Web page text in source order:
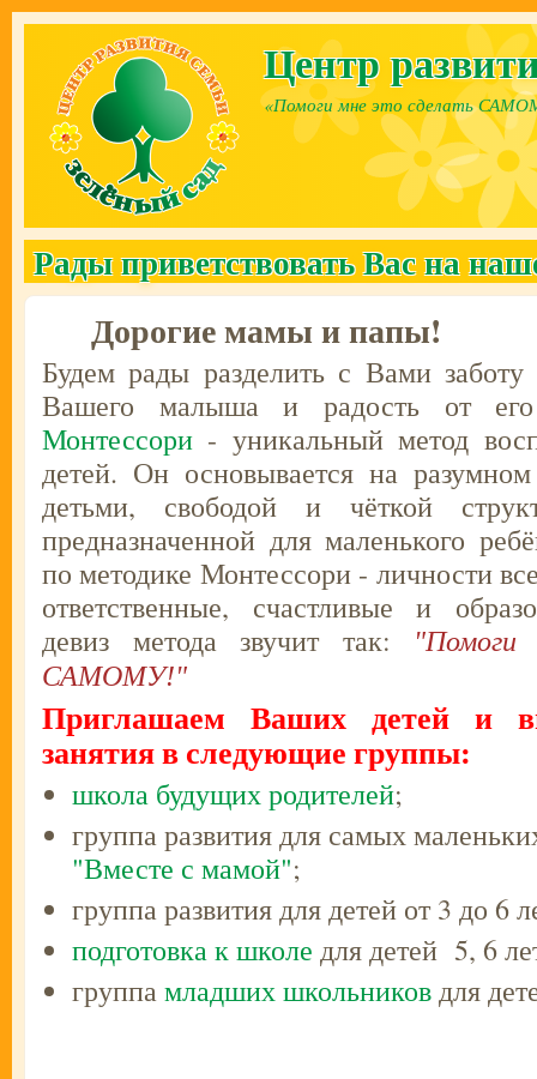
Перейти к основному содержанию
Центр
«Помоги мне это сделать
Рады приветствовать Вас на
Дорогие мамы и папы!
Будем рады разделить с Вами
Вашего малыша и радость от
Монтессори - уникальный метод
детей. Он основывается на
детьми, свободой и чёткой
предназначенной для маленького
по методике Монтессори - личности
ответственные, счастливые и
девиз метода звучит так:
САМОМУ!"
Приглашаем Ваших детей и
занятия в следующие группы:
школа будущих родителей;
группа развития для самых
"Вместе с мамой";
группа развития для детей от 3 до 6
подготовка к школе для детей 5, 6
группамладших школьниковдля